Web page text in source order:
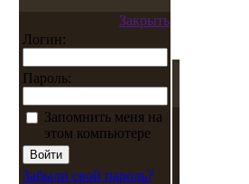
Закрыть
Логин:
Пароль:
Запомнить меня на
этом компьютере
Забыли свой пароль?